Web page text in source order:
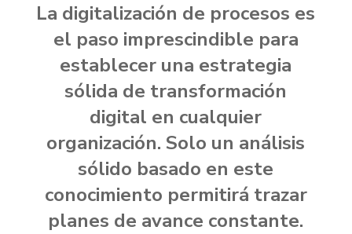
La digitalización de procesos es
el paso imprescindible para
establecer una estrategia
sólida de transformación
digital en cualquier
organización. Solo un análisis
sólido basado en este
conocimiento permitirá trazar
planes de avance constante.